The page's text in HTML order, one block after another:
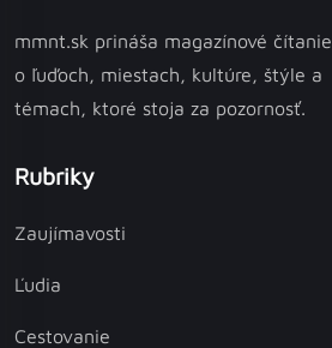
mmnt.sk prináša magazínové čítanie
o ľuďoch, miestach, kultúre, štýle a
témach, ktoré stoja za pozornosť.
Rubriky
Zaujímavosti
Ľudia
Cestovanie